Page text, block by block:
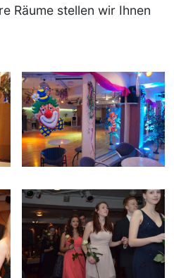
Räume stellen wir Ihnen